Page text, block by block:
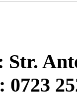
Str.
0723